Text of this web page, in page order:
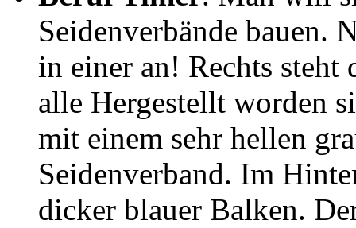
Seidenverbände bauen.
in einer an! Rechts steht
alle Hergestellt worden
mit einem sehr hellen
Seidenverband. Im
dicker blauer Balken.